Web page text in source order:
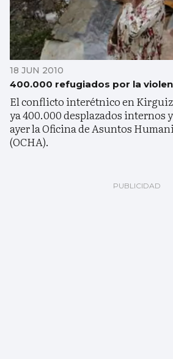
18 JUN 2010
400.000 refugiados por la
El conflicto interétnico en
ya 400.000 desplazados internos
ayer la Oficina de Asuntos
(OCHA).